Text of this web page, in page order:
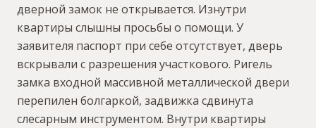
дверной замок не открывается. Изнутри
квартиры слышны просьбы о помощи. У
заявителя паспорт при себе отсутствует, дверь
вскрывали с разрешения участкового. Ригель
замка входной массивной металлической двери
перепилен болгаркой, задвижка сдвинута
слесарным инструментом. Внутри квартиры